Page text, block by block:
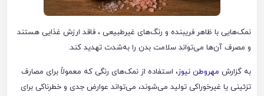
نمک‌هایی با ظاهر فریبنده و رنگ‌های غیرطبیعی ، فاقد ارزش غذایی‌ هستند
و مصرف آن‌ها می‌تواند سلامت بدن را به‌شدت تهدید کند.
به گزارش مهروطن نیوز، استفاده از نمک‌های رنگی که معمولاً برای مصارف
تزئینی یا غیرخوراکی تولید می‌شوند، می‌تواند عوارض جدی و خطرناکی برای